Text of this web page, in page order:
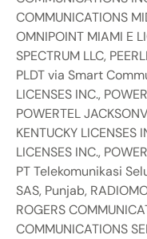
COMMUNICATIONS
OMNIPOINT MIAMI E
SPECTRUM LLC,
PLDT via Smart
LICENSES INC.,
POWERTEL
KENTUCKY LICENSES
LICENSES INC.,
PT Telekomunikasi
SAS, Punjab,
ROGERS
COMMUNICATIONS